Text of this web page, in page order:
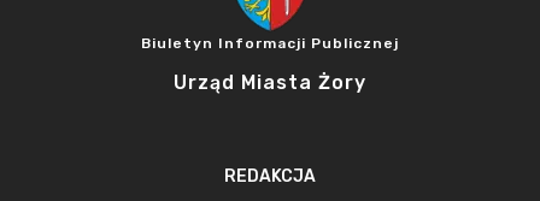
Biuletyn Informacji Publicznej
Urząd Miasta Żory
REDAKCJA